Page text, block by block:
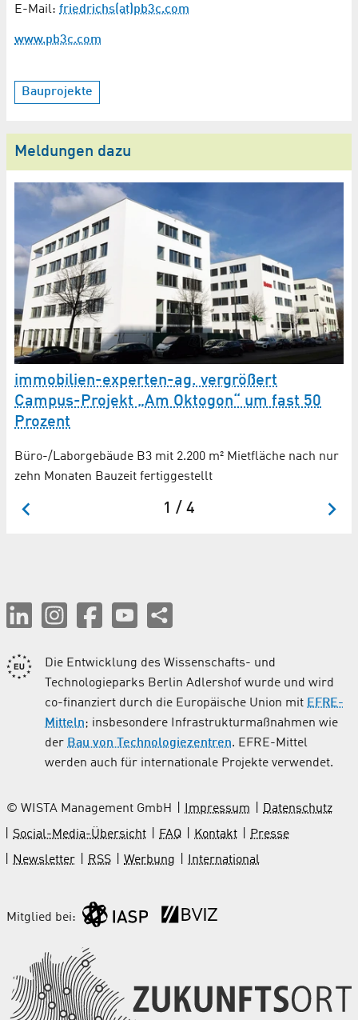
E-Mail: friedrichs(at)pb3c.com
www.pb3c.com
Bauprojekte
Meldungen dazu
immobilien-experten-ag. vergrößert
Campus-Projekt „Am Oktogon“ um fast 50
Prozent
Büro-/Laborgebäude B3 mit 2.200 m² Mietfläche nach nur
zehn Monaten Bauzeit fertiggestellt
1 / 4
Die Entwicklung des Wissenschafts- und
Technologieparks Berlin Adlershof wurde und wird
co-finanziert durch die Europäische Union mit EFRE-
Mitteln; insbesondere Infrastrukturmaßnahmen wie
der Bau von Technologiezentren. EFRE-Mittel
werden auch für internationale Projekte verwendet.
© WISTA Management GmbH Impressum
Datenschutz
Social-Media-Übersicht
FAQ Kontakt
Presse
Newsletter
RSS Werbung International
Mitglied bei: